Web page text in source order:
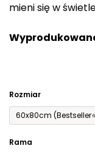
mieni się w
Rozmiar
60x80cm
Rama